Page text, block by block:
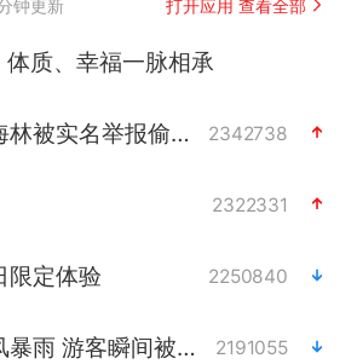
钟更新 打开应用 查看全部
体质、幸福一脉相承
知名编剧汪海林被实名举报偷税漏税 2342738
2322331
限定体验 2250840
西湖突现狂风暴雨 游客瞬间被浇透 2191055